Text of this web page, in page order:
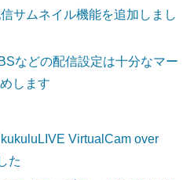
サムネイル機能を追加しまし
などの配信設定は十分なマー
します
kukuluLIVE VirtualCam over
た